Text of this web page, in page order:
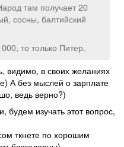
там получает 20
сосны, балтийский
то только Питер.
видимо, в своих желаниях
А без мыслей о зарплате
ведь верно?)
изучать этот вопрос,
ткнете по хорошим